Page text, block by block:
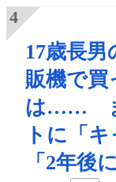
17歳長男
販機で買
は…… ま
トに「
「2年後